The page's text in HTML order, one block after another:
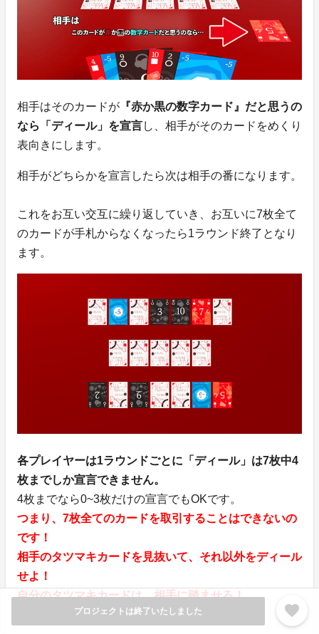
プロジェクトは終了いたしました favorite
相手はそのカードが 『赤か黒の数字カード』だと思うの
なら「ディール」を宣言し、相手がそのカードをめくり
表向きにします。
相手がどちらかを宣言したら次は相手の番になります。
これをお互い交互に繰り返していき、お互いに7枚全て
のカードが手札からなくなったら1ラウンド終了となり
ます。
各プレイヤーは1ラウンドごとに「ディール」は7枚中4
枚までしか宣言できません。
4枚までなら0~3枚だけの宣言でもOKです。
つまり、7枚全てのカードを取引することはできないの
です！
相手のタツマキカードを見抜いて、それ以外をディール
せよ！
自分のタツマキカードは、相手に踏ませろ！